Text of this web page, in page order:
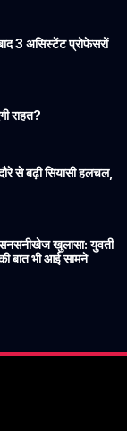
3 असिस्टेंट प्रोफेसरों
राहत?
से बढ़ी सियासी हलचल,
सनसनीखेज खुलासा: युवती
बात भी आई सामने